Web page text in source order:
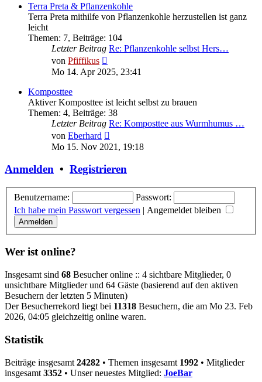
Terra Preta & Pflanzenkohle
Terra Preta mithilfe von Pflanzenkohle herzustellen ist ganz
leicht
Themen: 7, Beiträge: 104
Letzter Beitrag Re: Pflanzenkohle selbst Hers…
von Pfiffikus
Beitrag
Mo 14. Apr 2025, 23:41
Komposttee
Aktiver Komposttee ist leicht selbst zu brauen
Themen: 4, Beiträge: 38
Letzter Beitrag Re: Komposttee aus Wurmhumus …
von Eberhard
Beitrag
Mo 15. Nov 2021, 19:18
Anmelden • Registrieren
Benutzername:
Passwort:
Ich habe mein Passwort vergessen | Angemeldet bleiben
Wer ist online?
Insgesamt sind 68 Besucher online :: 4 sichtbare Mitglieder, 0
unsichtbare Mitglieder und 64 Gäste (basierend auf den aktiven
Besuchern der letzten 5 Minuten)
Der Besucherrekord liegt bei 11318 Besuchern, die am Mo 23. Feb
2026, 04:05 gleichzeitig online waren.
Statistik
Beiträge insgesamt 24282 • Themen insgesamt 1992 • Mitglieder
insgesamt 3352 • Unser neuestes Mitglied: JoeBar